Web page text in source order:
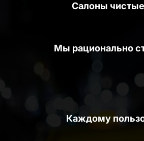
Салоны
Мы рационально
Каждому